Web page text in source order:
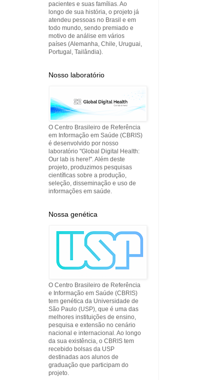
pacientes e suas famílias. Ao
longo de sua história, o projeto já
atendeu pessoas no Brasil e em
todo mundo, sendo premiado e
motivo de análise em vários
países (Alemanha, Chile, Uruguai,
Portugal, Tailândia).
Nosso laboratório
O Centro Brasileiro de Referência
em Informação em Saúde (CBRIS)
é desenvolvido por nosso
laboratório "Global Digital Health:
Our lab is here!". Além deste
projeto, produzimos pesquisas
científicas sobre a produção,
seleção, disseminação e uso de
informações em saúde.
Nossa genética
O Centro Brasileiro de Referência
e Informação em Saúde (CBRIS)
tem genética da Universidade de
São Paulo (USP), que é uma das
melhores instituições de ensino,
pesquisa e extensão no cenário
nacional e internacional. Ao longo
da sua existência, o CBRIS tem
recebido bolsas da USP
destinadas aos alunos de
graduação que participam do
projeto.